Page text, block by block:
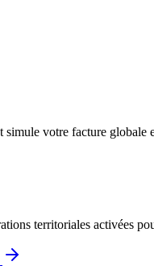
simule votre facture globale
territoriales activées